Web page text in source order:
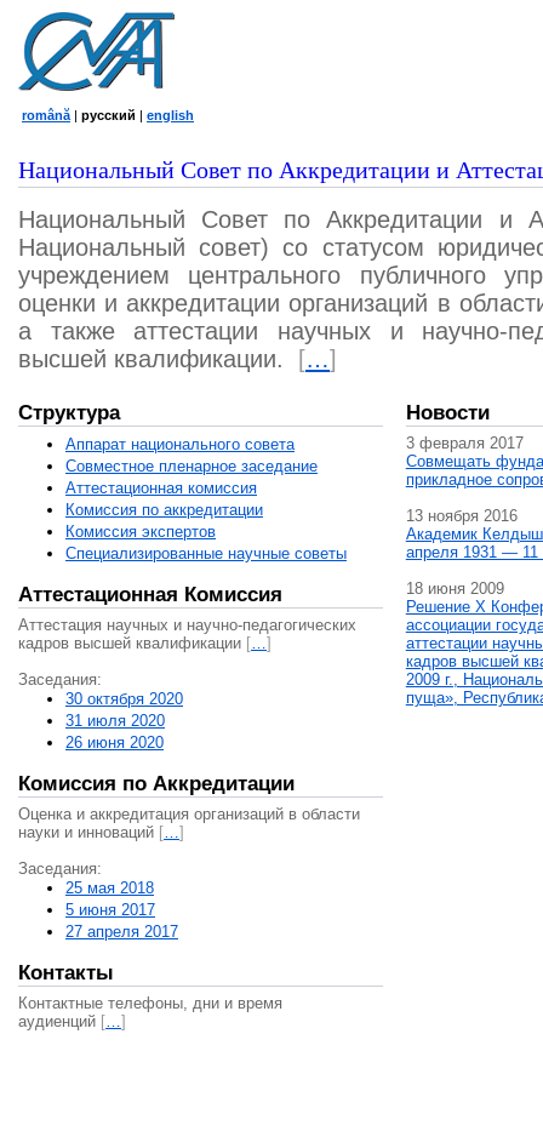
română | русский | english
Национальный Совет по Аккредитации и
Национальный Совет по Аккредитации и
Национальный совет) со статусом
учреждением центрального публичного
оценки и аккредитации организаций в
а также аттестации научных и научно-
высшей квалификации.
[…]
Структура
Аппарат национального совета
Совместное пленарное заседание
Аттестационная комисcия
Комиссия по аккредитации
Комиссия экспертов
Специализированные научные советы
Аттестационная Комиссия
Аттестация научных и научно-педагогических
кадров высшей квалификации […]
Заседания:
30 октября 2020
31 июля 2020
26 июня 2020
Комиссия по Аккредитации
Оценка и аккредитация организаций в области
науки и инноваций […]
Заседания:
25 мая 2018
5 июня 2017
27 апреля 2017
Контакты
Контактные телефоны, дни и время
аудиенций […]
Новости
3 февраля 2017
Совмещать
прикладное
13 ноября 2016
Академик
апреля 1931 — 11
18 июня 2009
Решение X
ассоциации
аттестации
кадров высшей
2009 г.,
пуща»,